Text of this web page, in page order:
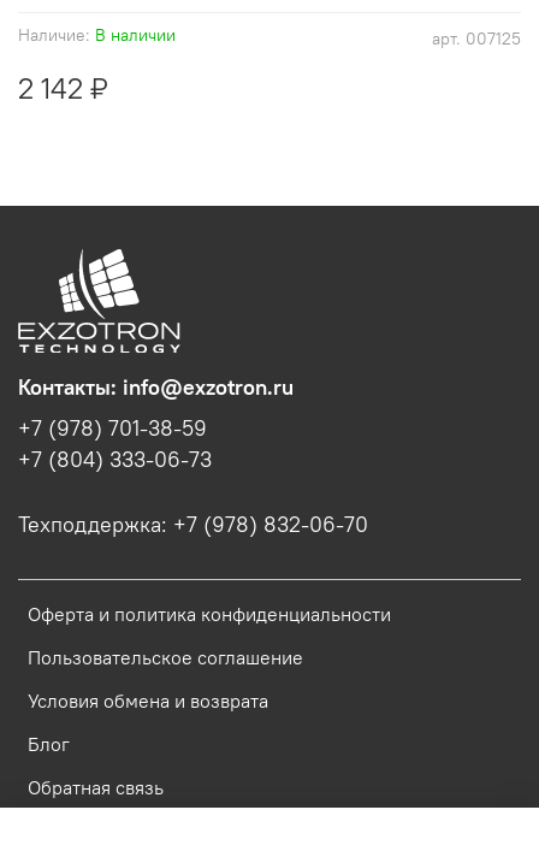
арт. 007125
Наличие: В наличии
2 142 ₽
Оферта и политика конфиденциальности
Пользовательское соглашение
Условия обмена и возврата
Блог
Обратная связь
Контакты: info@exzotron.ru
+7 (978) 701-38-59
+7 (804) 333-06-73
Техподдержка: +7 (978) 832-06-70